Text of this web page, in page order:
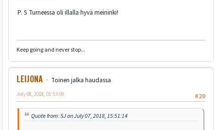
P. S Turneessa oli illalla hyvä meininki!
Keep going and never stop...
LEIJONA
Toinen jalka haudassa
#20
July 08, 2018, 01:53:09
Quote from: SJ on July 07, 2018, 15:51:14